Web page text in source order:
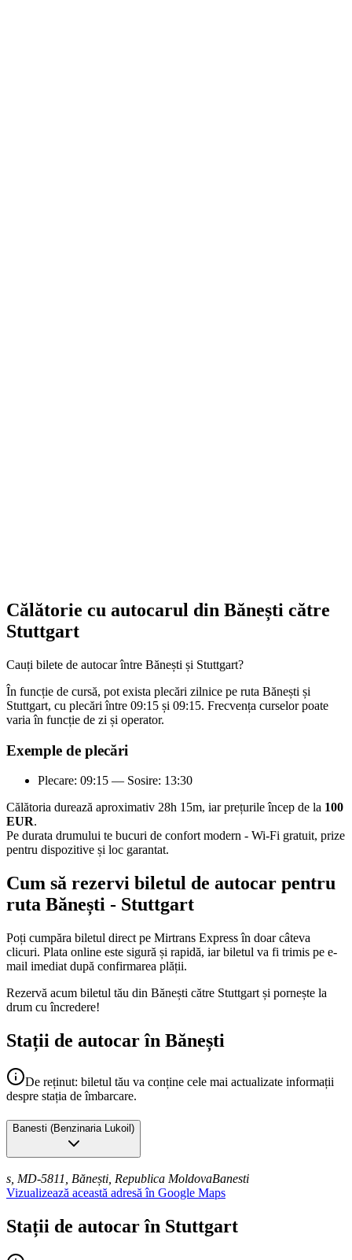
Călătorie cu autocarul din Bănești către
Stuttgart
Cauți bilete de autocar între Bănești și Stuttgart?
În funcție de cursă, pot exista plecări zilnice pe ruta Bănești și
Stuttgart, cu plecări între 09:15 și 09:15. Frecvența curselor poate
varia în funcție de zi și operator.
Exemple de plecări
Plecare: 09:15 — Sosire: 13:30
Călătoria durează aproximativ 28h 15m, iar prețurile încep de la 100
EUR.
Pe durata drumului te bucuri de confort modern - Wi-Fi gratuit, prize
pentru dispozitive și loc garantat.
Cum să rezervi biletul de autocar pentru
ruta Bănești - Stuttgart
Poți cumpăra biletul direct pe Mirtrans Express în doar câteva
clicuri. Plata online este sigură și rapidă, iar biletul va fi trimis pe e-
mail imediat după confirmarea plății.
Rezervă acum biletul tău din Bănești către Stuttgart și pornește la
drum cu încredere!
Stații de autocar în Bănești
De reținut: biletul tău va conține cele mai actualizate informații
despre stația de îmbarcare.
Banesti (Benzinaria Lukoil)
s, MD-5811, Bănești, Republica MoldovaBanesti
Vizualizează această adresă în Google Maps
Stații de autocar în Stuttgart